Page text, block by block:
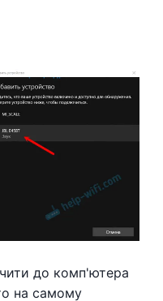
до комп'ютера
на самому